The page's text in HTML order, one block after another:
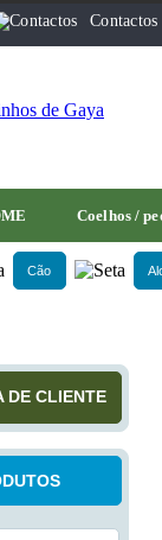
Contactos
Coelhos /
Cão
DE CLIENTE